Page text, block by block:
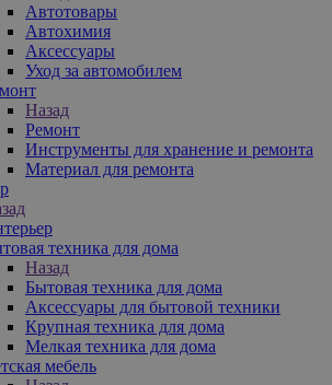
Автотовары
Автохимия
Аксессуары
Уход за автомобилем
Назад
Ремонт
Инструменты для хранение и ремонта
Материал для ремонта
техника для дома
Назад
Бытовая техника для дома
Аксессуары для бытовой техники
Крупная техника для дома
Мелкая техника для дома
мебель